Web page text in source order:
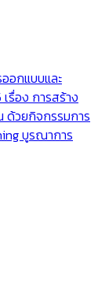
อกแบบและ
รื่อง การสร้าง
ด้วยกิจกรรมการ
บูรณาการ